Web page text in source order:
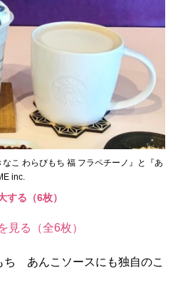
こ わらびもち 福 フラペチーノ』と『あ
inc.
する（6枚）
見る（全6枚）
ち あんこソースにも独自のこ